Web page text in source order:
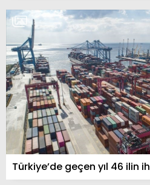
Türkiye’de geçen yıl 46 ilin